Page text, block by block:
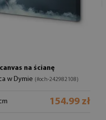
na ścianę
w Dymie (#och-242982108)
154.99 zł